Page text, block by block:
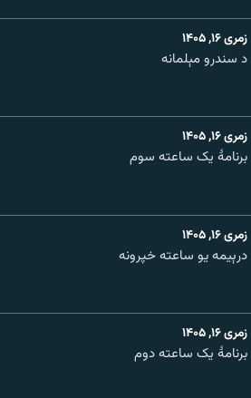
زمری ۱۶, ۱۴۰۵
د سندرو مېلمانه
زمری ۱۶, ۱۴۰۵
برنامۀ یک ساعته سوم
زمری ۱۶, ۱۴۰۵
درېیمه یو ساعته خپرونه
زمری ۱۶, ۱۴۰۵
برنامۀ یک ساعته دوم